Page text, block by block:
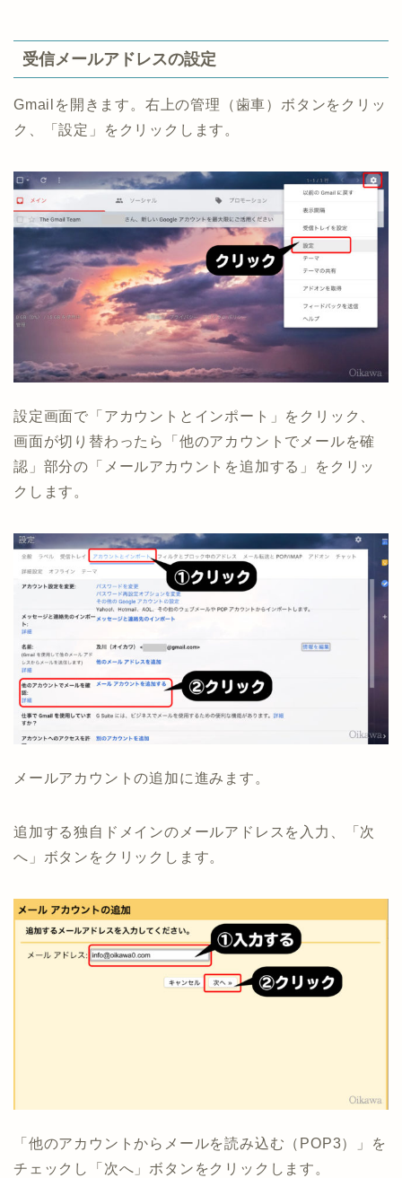
受信メールアドレスの設定
Gmailを開きます。右上の管理（歯車）ボタンをクリッ
ク、「設定」をクリックします。
設定画面で「アカウントとインポート」をクリック、
画面が切り替わったら「他のアカウントでメールを確
認」部分の「メールアカウントを追加する」をクリッ
クします。
メールアカウントの追加に進みます。
追加する独自ドメインのメールアドレスを入力、「次
へ」ボタンをクリックします。
「他のアカウントからメールを読み込む（POP3）」を
チェックし「次へ」ボタンをクリックします。